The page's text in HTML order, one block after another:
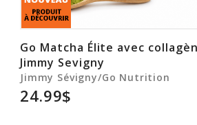
Go Matcha Élite avec
Jimmy Sevigny
Jimmy Sévigny/Go Nutrition
24.99$